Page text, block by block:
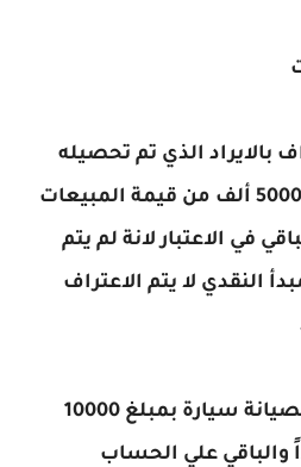
بالايراد الذي تم تحصيله
فقط حيث تم تحصيل 50000 ألف من قيمة المبيعات
في الاعتبار لانة لم يتم
النقدي لا يتم الاعتراف
قامت أحدي المنشأت بصيانة سيارة بمبلغ 10000
علي الحساب